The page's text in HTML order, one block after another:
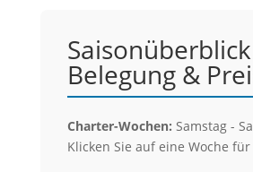
Belegung &
Charter-Wochen: Samstag -
Klicken Sie auf eine Woche